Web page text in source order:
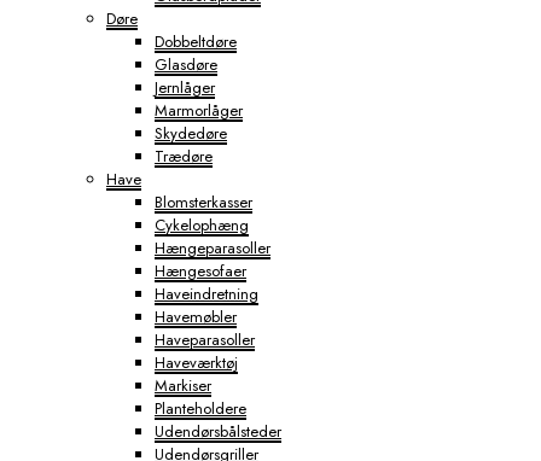
Døre
Dobbeltdøre
Glasdøre
Jernlåger
Marmorlåger
Skydedøre
Trædøre
Have
Blomsterkasser
Cykelophæng
Hængeparasoller
Hængesofaer
Haveindretning
Havemøbler
Haveparasoller
Haveværktøj
Markiser
Planteholdere
Udendørsbålsteder
Udendørsgriller